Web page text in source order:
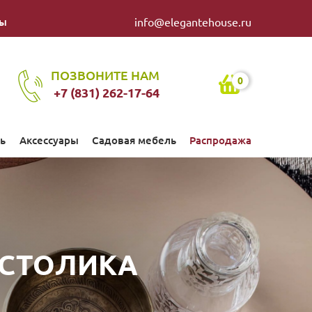
info@elegantehouse.ru
ПОЗВОНИТЕ НАМ
+7 (831) 262-17-64
0
Аксессуары Садовая мебель Распродажа